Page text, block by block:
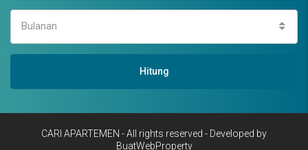
Bulanan
Hitung
CARI APARTEMEN - All rights reserved - Developed by
BuatWebProperty